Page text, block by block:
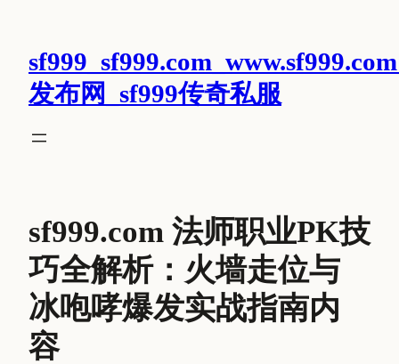
发布网_sf999传奇私服
sf999.com 法师职业PK技
巧全解析：火墙走位与
冰咆哮爆发实战指南内
容